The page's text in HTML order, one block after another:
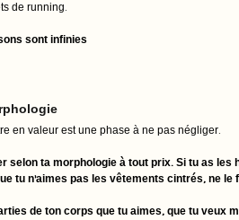
de running.
sont infinies
en valeur est une phase à ne pas négliger.
selon ta morphologie à tout prix. Si tu as
tu n'aimes pas les vêtements cintrés, ne le
de ton corps que tu aimes, que tu veux